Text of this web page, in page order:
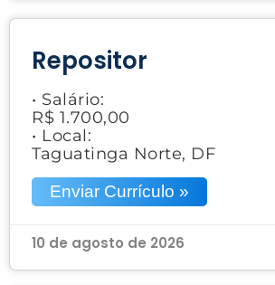
Repositor
• Salário:
R$ 1.700,00
• Local:
Taguatinga Norte, DF
Enviar Currículo »
10 de agosto de 2026